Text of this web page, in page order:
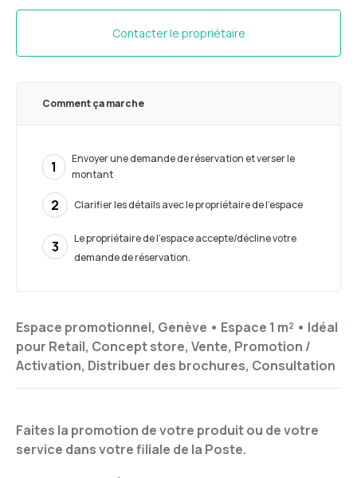
Espace promotionnel, Genève • Espace 1 m² • Idéal
pour Retail, Concept store, Vente, Promotion /
Activation, Distribuer des brochures, Consultation
Faites la promotion de votre produit ou de votre
service dans votre filiale de la Poste.
Contacter le propriétaire
Comment ça marche
1
Envoyer une demande de réservation et verser le
montant
2 Clarifier les détails avec le propriétaire de l'espace
3
Le propriétaire de l'espace accepte/décline votre
demande de réservation.